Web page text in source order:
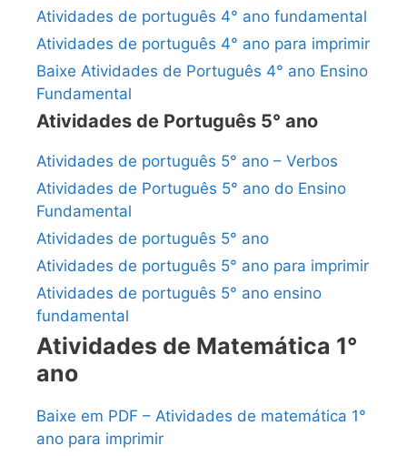
Atividades de português 4° ano fundamental
Atividades de português 4° ano para imprimir
Baixe Atividades de Português 4° ano Ensino
Fundamental
Atividades de Português 5° ano
Atividades de português 5° ano – Verbos
Atividades de Português 5° ano do Ensino
Fundamental
Atividades de português 5° ano
Atividades de português 5° ano para imprimir
Atividades de português 5° ano ensino
fundamental
Atividades de Matemática 1°
ano
Baixe em PDF – Atividades de matemática 1°
ano para imprimir